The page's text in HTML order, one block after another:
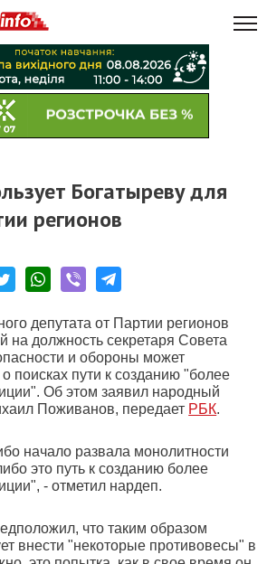
Богатыреву для
регионов
депутата от Партии регионов
на должность секретаря Совета
и обороны может
о поисках пути к созданию "более
Об этом заявил народный
Поживанов, передает РБК.
начало развала монолитности
это путь к созданию более
- отметил нардеп.
что таким образом
внести "некоторые противовесы" в